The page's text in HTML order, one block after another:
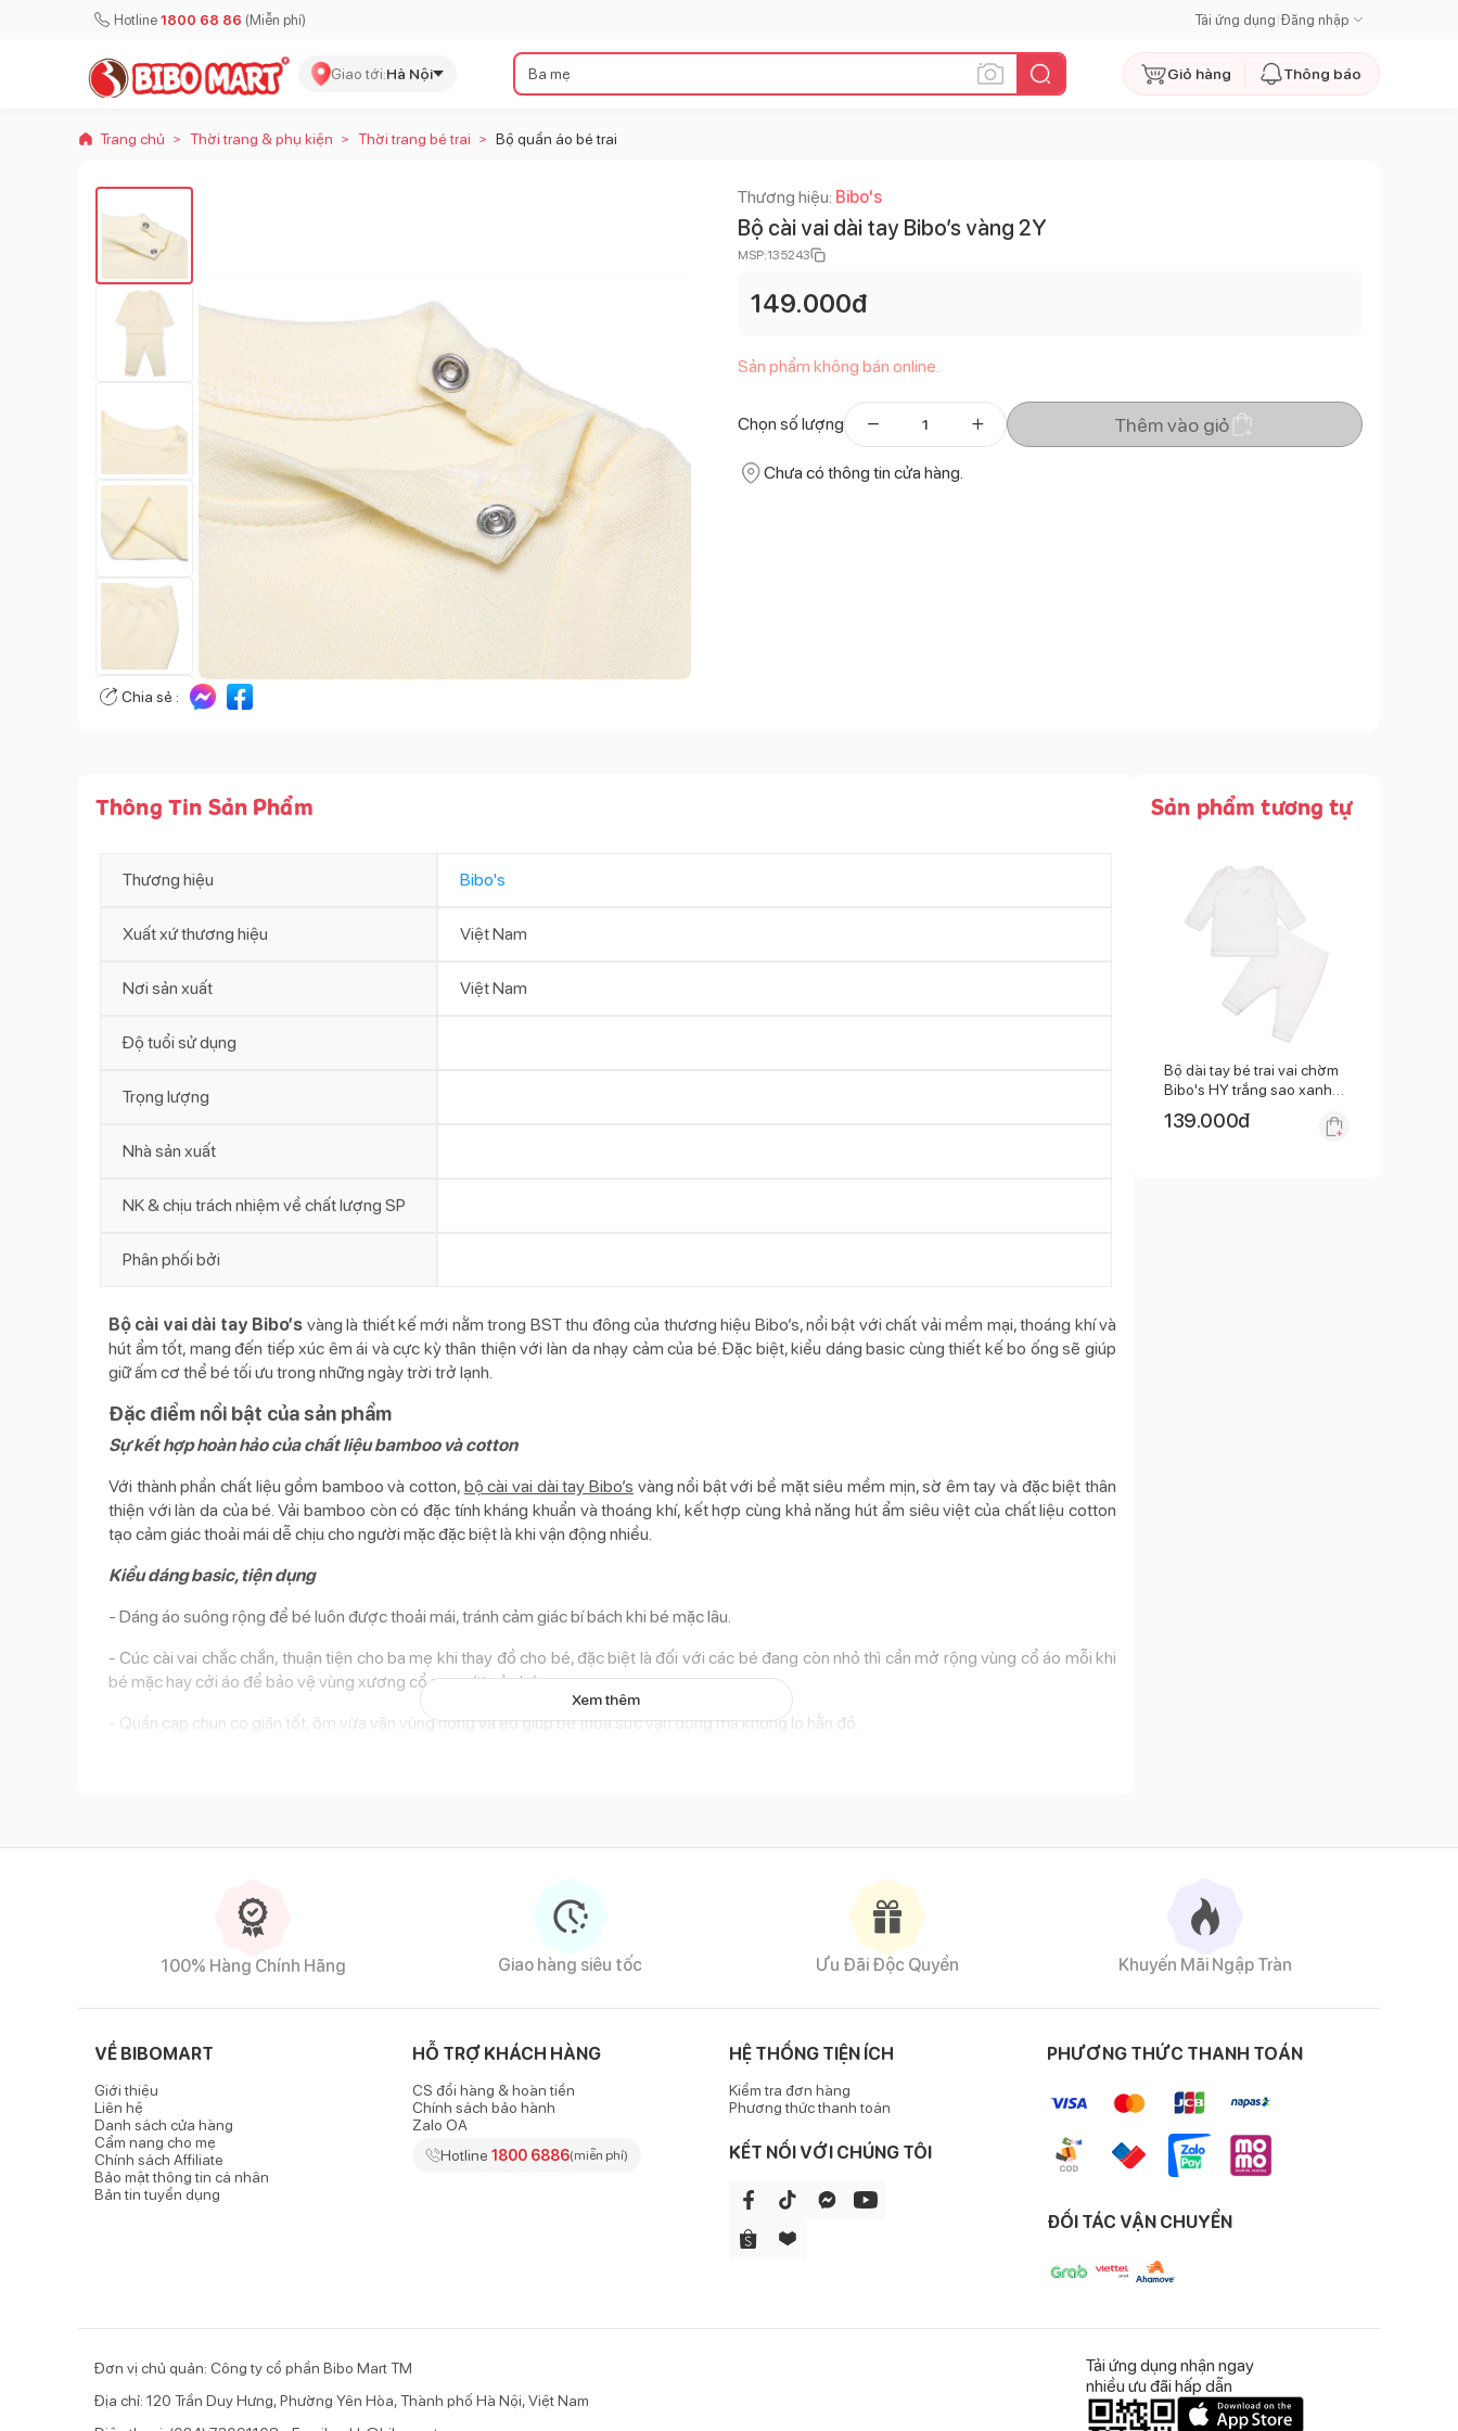
Hotline 1800 68 86 (Miễn phí) Tải ứng dụng Đăng nhập
Giao tới:Hà Nội Giỏ hàng Thông báo
Trang chủ > Thời trang & phụ kiện > Thời trang bé trai > Bộ quần áo bé trai
Chia sẻ :
Thương hiệu: Bibo's
Bộ cài vai dài tay Bibo’s vàng 2Y
MSP:135243
149.000đ
Sản phẩm không bán online.
Chọn số lượng Thêm vào giỏ
Chưa có thông tin cửa hàng.
Thông Tin Sản Phẩm
Thương hiệu Bibo's
Xuất xứ thương hiệu Việt Nam
Nơi sản xuất Việt Nam
Độ tuổi sử dụng
Trọng lượng
Nhà sản xuất
NK & chịu trách nhiệm về chất lượng SP
Phân phối bởi
Bộ cài vai dài tay Bibo’s vàng là thiết kế mới nằm trong BST thu đông của thương hiệu Bibo’s, nổi bật với chất vải mềm mại, thoáng khí và
hút ẩm tốt, mang đến tiếp xúc êm ái và cực kỳ thân thiện với làn da nhạy cảm của bé. Đặc biệt, kiểu dáng basic cùng thiết kế bo ống sẽ giúp
giữ ấm cơ thể bé tối ưu trong những ngày trời trở lạnh.
Đặc điểm nổi bật của sản phẩm
Sự kết hợp hoàn hảo của chất liệu bamboo và cotton
Với thành phần chất liệu gồm bamboo và cotton, bộ cài vai dài tay Bibo’s vàng nổi bật với bề mặt siêu mềm mịn, sờ êm tay và đặc biệt thân
thiện với làn da của bé. Vải bamboo còn có đặc tính kháng khuẩn và thoáng khí, kết hợp cùng khả năng hút ẩm siêu việt của chất liệu cotton
tạo cảm giác thoải mái dễ chịu cho người mặc đặc biệt là khi vận động nhiều.
Kiểu dáng basic, tiện dụng
- Dáng áo suông rộng để bé luôn được thoải mái, tránh cảm giác bí bách khi bé mặc lâu.
- Cúc cài vai chắc chắn, thuận tiện cho ba mẹ khi thay đồ cho bé, đặc biệt là đối với các bé đang còn nhỏ thì cần mở rộng vùng cổ áo mỗi khi
bé mặc hay cởi áo để bảo vệ vùng xương cổ non nớt của bé.
- Quần cạp chun co giãn tốt, ôm vừa vặn vùng hông và eo giúp bé thỏa sức vận động mà không lo hằn đỏ.
Xem thêm
Sản phẩm tương tự
Bộ dài tay bé trai vai chờm
Bibo's HY trắng sao xanh
139.000đ
100% Hàng Chính Hãng Giao hàng siêu tốc Ưu Đãi Độc Quyền Khuyến Mãi Ngập Tràn
VỀ BIBOMART
Giới thiệu
Liên hệ
Danh sách cửa hàng
Cẩm nang cho mẹ
Chính sách Affiliate
Bảo mật thông tin cá nhân
Bản tin tuyển dụng
HỖ TRỢ KHÁCH HÀNG
CS đổi hàng & hoàn tiền
Chính sách bảo hành
Zalo OA
Hotline 1800 6886(miễn phí)
HỆ THỐNG TIỆN ÍCH
Kiểm tra đơn hàng
Phương thức thanh toán
KẾT NỐI VỚI CHÚNG TÔI
PHƯƠNG THỨC THANH TOÁN
ĐỐI TÁC VẬN CHUYỂN
Đơn vị chủ quản: Công ty cổ phần Bibo Mart TM
Địa chỉ: 120 Trần Duy Hưng, Phường Yên Hòa, Thành phố Hà Nội, Việt Nam
Tải ứng dụng nhận ngay
nhiều ưu đãi hấp dẫn